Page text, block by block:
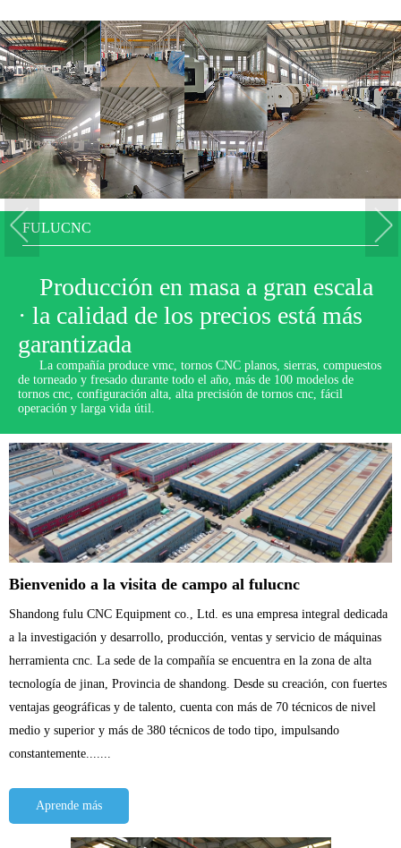
FULUCNC
Producción en masa a gran escala
· la calidad de los precios está más
garantizada
La compañía produce vmc, tornos CNC planos, sierras, compuestos
de torneado y fresado durante todo el año, más de 100 modelos de
tornos cnc, configuración alta, alta precisión de tornos cnc, fácil
operación y larga vida útil.
Bienvenido a la visita de campo al fulucnc
Shandong fulu CNC Equipment co., Ltd. es una empresa integral dedicada
a la investigación y desarrollo, producción, ventas y servicio de máquinas
herramienta cnc. La sede de la compañía se encuentra en la zona de alta
tecnología de jinan, Provincia de shandong. Desde su creación, con fuertes
ventajas geográficas y de talento, cuenta con más de 70 técnicos de nivel
medio y superior y más de 380 técnicos de todo tipo, impulsando
constantemente.......
Aprende más